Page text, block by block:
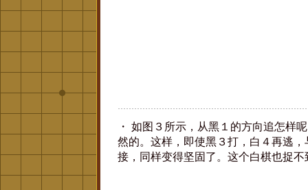
・ 如图３所示，从黑１的方向追怎样
然的。这样，即使黑３打，白４再逃
接，同样变得坚固了。这个白棋也捉不